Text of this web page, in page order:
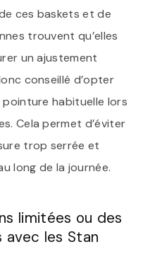
ces baskets et de
trouvent qu’elles
un ajustement
conseillé d’opter
habituelle lors
Cela permet d’éviter
trop serrée et
long de la journée.
limitées ou des
avec les Stan